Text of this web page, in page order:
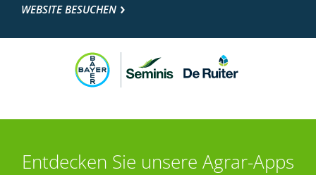
WEBSITE BESUCHEN
Entdecken Sie unsere Agrar-Apps